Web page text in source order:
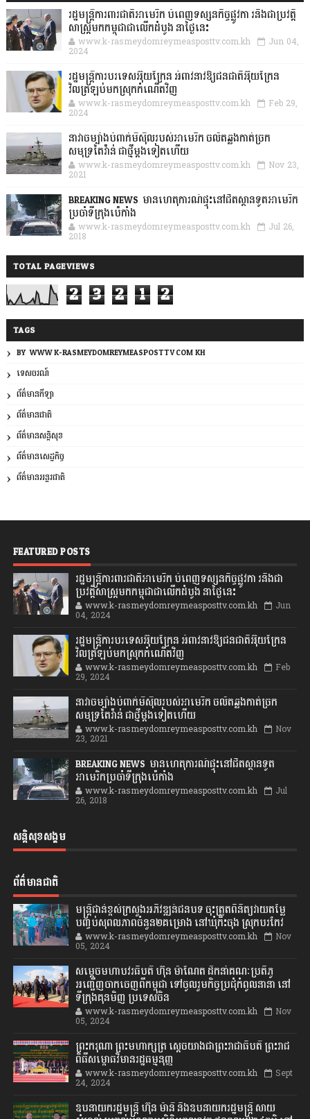
រដ្ឋមន្រ្តីការពារជាតិអាមេរិក បំពេញទស្សនកិច្ចផ្លូវកា រនិងជាប្រវត្តិ
សាស្រ្តមកកម្ពុជាជាលើកដំបូង នាថ្ងៃនេះ
www.k-rasmeydomreymeasposttv.com.kh Jun 04,
2024
រដ្ឋមន្ត្រីការបរទេសអ៊ុយក្រែន អំពាវនាវឱ្យជនជាតិអ៊ុយក្រែន
វិលត្រឡប់មកស្រុកកំណើតវិញ
www.k-rasmeydomreymeasposttv.com.kh Feb 29,
2024
នាវាចម្បាំងបំពាក់មីស៊ីលរបស់អាមេរិក ចល័តឆ្លងកាត់ច្រក
សមុទ្រតៃវ៉ាន់ ជាថ្មីម្តងទៀតហើយ
www.k-rasmeydomreymeasposttv.com.kh Nov 23,
2021
BREAKING NEWS: មានហេតុការណ៍ផ្ទុះនៅជិតស្ថានទូតអាមេរិក
ប្រចាំទីក្រុងប៉េកាំង
www.k-rasmeydomreymeasposttv.com.kh Jul 26,
2018
TOTAL PAGEVIEWS
2 3 2 1 2
TAGS
BY: WWW.K-RASMEYDOMREYMEASPOSTTV.COM.KH
ទេសចរណ៍
ព័ត៌មានកីឡា
ព័ត៌មានជាតិ
ព័ត៌មានសន្តិសុខ
ព័ត៌មានសេដ្ឋកិច្ច
ព័ត៌មានអន្តរជាតិ
FEATURED POSTS
រដ្ឋមន្រ្តីការពារជាតិអាមេរិក បំពេញទស្សនកិច្ចផ្លូវកា រនិងជា
ប្រវត្តិសាស្រ្តមកកម្ពុជាជាលើកដំបូង នាថ្ងៃនេះ
www.k-rasmeydomreymeasposttv.com.kh Jun
04, 2024
រដ្ឋមន្ត្រីការបរទេសអ៊ុយក្រែន អំពាវនាវឱ្យជនជាតិអ៊ុយក្រែន
វិលត្រឡប់មកស្រុកកំណើតវិញ
www.k-rasmeydomreymeasposttv.com.kh Feb
29, 2024
នាវាចម្បាំងបំពាក់មីស៊ីលរបស់អាមេរិក ចល័តឆ្លងកាត់ច្រក
សមុទ្រតៃវ៉ាន់ ជាថ្មីម្តងទៀតហើយ
www.k-rasmeydomreymeasposttv.com.kh Nov
23, 2021
BREAKING NEWS: មានហេតុការណ៍ផ្ទុះនៅជិតស្ថានទូត
អាមេរិកប្រចាំទីក្រុងប៉េកាំង
www.k-rasmeydomreymeasposttv.com.kh Jul
26, 2018
សន្តិសុខសង្គម
ព័ត៌មានជាតិ
មន្ត្រីជាន់ខ្ពស់ក្រសួងអភិវឌ្ឍន៍ជនបទ ចុះត្រួតពិនិត្យវាយតម្លៃ
បញ្ចប់សុពលភាពចំនួន២គម្រោង នៅឃុំកិះចុង ស្រុកបរកែវ
www.k-rasmeydomreymeasposttv.com.kh Nov
05, 2024
សម្តេចមហាបវរធិបតី ហ៊ុន ម៉ាណែត ដឹកនាំគណៈប្រតិភូ
អញ្ជើញចាកចេញពីកម្ពុជា ទៅចូលរួមកិច្ចប្រជុំកំពូលនានា នៅ
ទីក្រុងគុនមិញ ប្រទេសចិន
www.k-rasmeydomreymeasposttv.com.kh Nov
05, 2024
ព្រះករុណា ព្រះមហាក្សត្រ ស្តេចយាងជាព្រះរាជាធិបតី ព្រះរាជ
ពិធីសម្ពោធវិមានរដ្ឋធម្មនុញ្ញ
www.k-rasmeydomreymeasposttv.com.kh Sept
24, 2024
ឧបនាយករដ្ឋមន្ដ្រី ហ៊ុន ម៉ានី និងឧបនាយករដ្ឋមន្ដ្រី សាយ